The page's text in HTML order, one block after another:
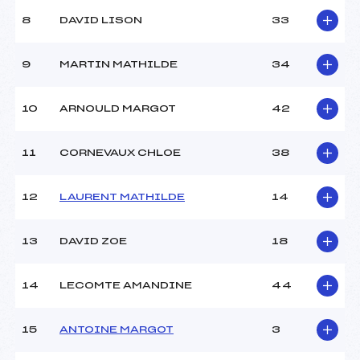
Ouvreurs B :
Neige :
ARTIFICIELLE
33
11h30
(MV)
Ouvreurs E :
8 DAVID LISON 33
9 MARTIN MATHILDE 34
10 ARNOULD MARGOT 42
11 CORNEVAUX CHLOE 38
12 LAURENT MATHILDE 14
13 DAVID ZOE 18
14 LECOMTE AMANDINE 44
15 ANTOINE MARGOT 3